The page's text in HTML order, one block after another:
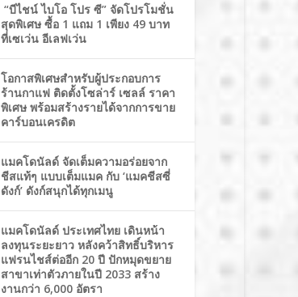
“บีไชน์ ไบโอ โปร ซี” จัดโปรโมชั่น
สุดพิเศษ ซื้อ 1 แถม 1 เพียง 49 บาท
ที่เซเว่น อีเลฟเว่น
โอกาสพิเศษสำหรับผู้ประกอบการ
ร้านกาแฟ ติดตั้งโซล่าร์ เซลล์ ราคา
พิเศษ พร้อมสร้างรายได้จากการขาย
คาร์บอนเครดิต
แมคโดนัลด์ จัดเต็มความอร่อยจาก
ชีสแท้ๆ แบบเต็มแมค กับ ‘แมคชีสซี่
ดังก์’ ดังก์สนุกได้ทุกเมนู
แมคโดนัลด์ ประเทศไทย เดินหน้า
ลงทุนระยะยาว หลังคว้าสิทธิ์บริหาร
แฟรนไชส์ต่ออีก 20 ปี ปักหมุดขยาย
สาขาเท่าตัวภายในปี 2033 สร้าง
งานกว่า 6,000 อัตรา